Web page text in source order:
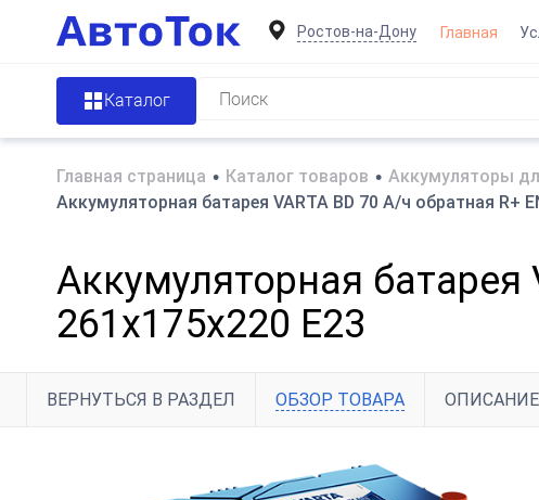
Ростов-на-Дону Главная
Каталог
Главная страница • Каталог товаров • Аккумуляторы
Аккумуляторная батарея VARTA BD 70 А/ч обратная R+
Аккумуляторная батарея
261x175x220 E23
ВЕРНУТЬСЯ В РАЗДЕЛ ОБЗОР ТОВАРА ОПИСАНИЕ